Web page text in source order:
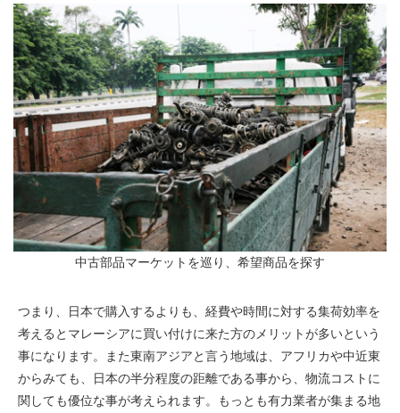
中古部品マーケットを巡り、希望商品を探す
つまり、日本で購入するよりも、経費や時間に対する集荷効率を
考えるとマレーシアに買い付けに来た方のメリットが多いという
事になります。また東南アジアと言う地域は、アフリカや中近東
からみても、日本の半分程度の距離である事から、物流コストに
関しても優位な事が考えられます。もっとも有力業者が集まる地